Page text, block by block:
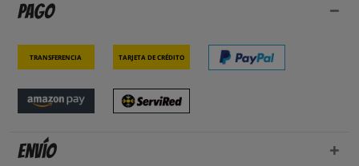
Pago
Transferencia Tarjeta de crédito
Envío